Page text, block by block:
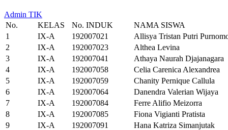
Admin TIK
No.
KELAS No. INDUK
NAMA SISWA
1
IX-A 192007021
Allisya Tristan Putri
2
IX-A 192007023
Althea Levina
3
IX-A 192007041
Athaya Naurah Djajanagara
4
IX-A 192007058
Celia Carenica Alexandrea
5
IX-A 192007059
Chanity Pernique Callula
6
IX-A 192007064
Danendra Valerian Wijaya
7
IX-A 192007084
Ferre Alifio Meizorra
8
IX-A 192007085
Fiona Vigianti Pratista
9
IX-A 192007091
Hana Katriza Simanjutak